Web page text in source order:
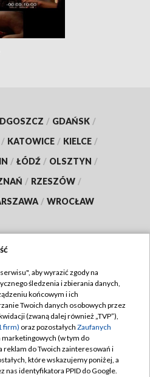
/ GDAŃSK /
/ KATOWICE / KIELCE /
/ ŁÓDŹ / OLSZTYN /
/ RZESZÓW /
/ WROCŁAW
TVP
TVP
prywatności
zgody
Pomoc
aby wyrazić zgody na
śledzenia i zbierania danych,
końcowym i ich
Twoich danych osobowych przez
(zwaną dalej również „TVP”),
firm) oraz pozostałych Zaufanych
marketingowych (w tym do
reklam do Twoich zainteresowań i
które wskazujemy poniżej, a
nas identyfikatora PPID do Google.